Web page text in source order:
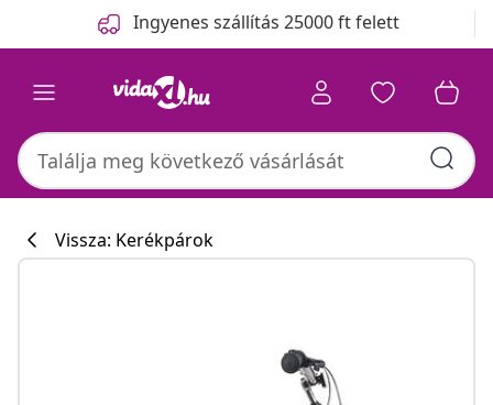
Ingyenes szállítás 25000 ft felett
Vissza: Kerékpárok